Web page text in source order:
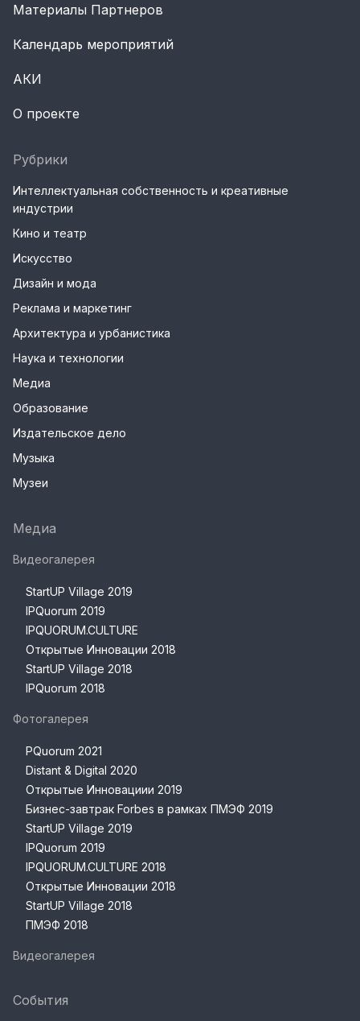
Материалы Партнеров
Календарь мероприятий
АКИ
О проекте
Рубрики
Интеллектуальная собственность и креативные
индустрии
Кино и театр
Искусство
Дизайн и мода
Реклама и маркетинг
Архитектура и урбанистика
Наука и технологии
Медиа
Образование
Издательское дело
Музыка
Музеи
Медиа
Видеогалерея
StartUP Village 2019
IPQuorum 2019
IPQUORUM.CULTURE
Открытые Инновации 2018
StartUP Village 2018
IPQuorum 2018
Фотогалерея
PQuorum 2021
Distant & Digital 2020
Открытые Инновациии 2019
Бизнес-завтрак Forbes в рамках ПМЭФ 2019
StartUP Village 2019
IPQuorum 2019
IPQUORUM.CULTURE 2018
Открытые Инновации 2018
StartUP Village 2018
ПМЭФ 2018
Видеогалерея
События